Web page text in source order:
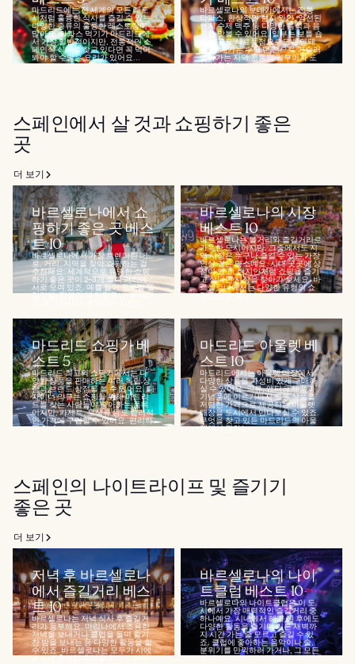
마드리드에는 전 세계의 모든 대도
시처럼 훌륭한 식사를 즐길 수 있는
다양한 종류의 훌륭한 레스토랑이
많아요. 타파스 먹기가 마드리드에
서 가장 일반적이지만, 전통적인 스
페인식 식사를 찾고 있다면 꼭 먹어
봐야 할 수많은 요리가 있어요...
바르셀로나의 보데가에서는 전통
타파스, 환상적인 현지 와인, 엄선된
현지 수제 맥주 등 다양한 음식과 음
료를 맛볼 수 있어요. 일부는 보틀 숍
과 소규모 식료품점으로도 운영돼
요. 보데가는 수백 년 전으로 거슬러
올라가는 지역 전통의 일부이자 도
시 생활의...
스페인에서 살 것과 쇼핑하기 좋은
곳
더 보기
바르셀로나에서 쇼
핑하기 좋은 곳 베스
트 10
바르셀로나에서 가장 트렌디한 대
로, 거리, 지역을 찾아 쇼핑하는 걸
추천해요. 세계적으로 유명한 쇼핑
하기 좋은 곳이 2~3개 블록 거리에
서로 모여 있죠. 예를 들어 포르탈 델
일앙헬, 람블라 데 카탈루냐, 파세이
바르셀로나의 시장
베스트 10
바르셀로나는 볼거리와 즐길거리로
가득한 도시이지만, 그중에서도 지
역 시장은 누구나 즐길 수 있는 가장
인상 깊은 명소예요. 시내 곳곳에 상
점이 있고, 현지인처럼 쇼핑을 즐기
고 싶다면 시장을 찾아가 보세요. 바
르셀로나에서는 다양한 유형의 쇼
핑 경험을 할...
마드리드 쇼핑가 베
스트 5
마드리드 최고의 쇼핑가에서는 다
양한 상품을 판매하는 여러 독립 상
점과 브랜드 상점을 볼 수 있어요. 디
자이너 의류는 쇼핑을 위해 마드리
드를 찾는 사람들이 좋아하는 품목
이지만, 가제트, 보석류 등도 합리적
인 가격에 구입할 수 있어요. 편리하
게 갈 수...
마드리드 아울렛 베
스트 10
마드리드에서는 아울렛 매장에서
다양한 상품을 가성비 있게 구매하
실 수 있어요. 의류, 앤티크 제품과
기념품에 이르기까지 모든 상품을
저렴한 가격으로 제공하는 아울렛
매장을 도시에서 만나보실 수 있죠.
무엇을 찾고 있든 마드리드의 아울
렛에서 원하는...
스페인의 나이트라이프 및 즐기기
좋은 곳
더 보기
저녁 후 바르셀로나
에서 즐길거리 베스
트 10
바르셀로나는 저녁 식사 후 즐길거
리가 풍부해요. 마리나에서 조용한
저녁을 보내거나 클럽을 돌며 활기
찬 밤을 보내는 등 다양한 활동을 할
수 있죠. 바르셀로나는 모두가 시에
스타에 충분한 휴식을 취하고 저녁
바르셀로나의 나이
트클럽 베스트 10
바르셀로나의 나이트클럽은 이 도
시에서 가장 매력적인 즐길거리 중
하나예요. 시내에서 해가 진 후에도
다양한 활동을 즐기며 이른 새벽까
지 시간 가는 줄 모르고 즐길 수 있
죠. 클럽에 좋아하는 음악이나 술,
분위기를 만끽하러 가거나, 그 모든
것이...